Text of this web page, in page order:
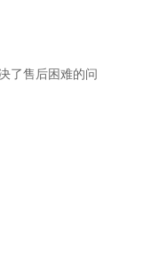
了售后困难的问